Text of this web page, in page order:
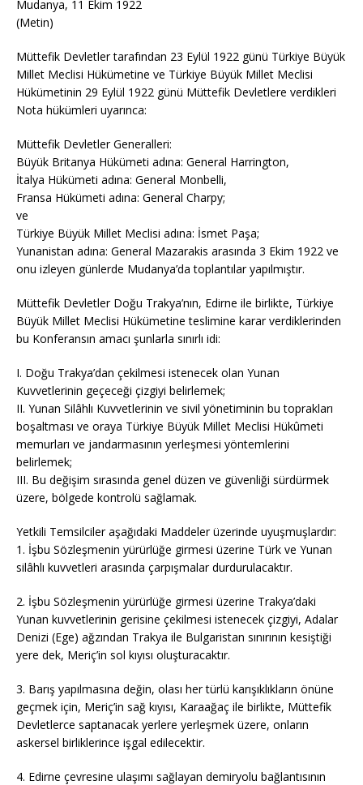
Mudanya, 11 Ekim 1922
(Metin)
Müttefik Devletler tarafından 23 Eylül 1922 günü Türkiye Büyük
Millet Meclisi Hükümetine ve Türkiye Büyük Millet Meclisi
Hükümetinin 29 Eylül 1922 günü Müttefik Devletlere verdikleri
Nota hükümleri uyarınca:
Müttefik Devletler Generalleri:
Büyük Britanya Hükümeti adına: General Harrington,
İtalya Hükümeti adına: General Monbelli,
Fransa Hükümeti adına: General Charpy;
ve
Türkiye Büyük Millet Meclisi adına: İsmet Paşa;
Yunanistan adına: General Mazarakis arasında 3 Ekim 1922 ve
onu izleyen günlerde Mudanya’da toplantılar yapılmıştır.
Müttefik Devletler Doğu Trakya’nın, Edirne ile birlikte, Türkiye
Büyük Millet Meclisi Hükümetine teslimine karar verdiklerinden
bu Konferansın amacı şunlarla sınırlı idi:
I. Doğu Trakya’dan çekilmesi istenecek olan Yunan
Kuvvetlerinin geçeceği çizgiyi belirlemek;
II. Yunan Silâhlı Kuvvetlerinin ve sivil yönetiminin bu toprakları
boşaltması ve oraya Türkiye Büyük Millet Meclisi Hükûmeti
memurları ve jandarmasının yerleşmesi yöntemlerini
belirlemek;
III. Bu değişim sırasında genel düzen ve güvenliği sürdürmek
üzere, bölgede kontrolü sağlamak.
Yetkili Temsilciler aşağıdaki Maddeler üzerinde uyuşmuşlardır:
1. İşbu Sözleşmenin yürürlüğe girmesi üzerine Türk ve Yunan
silâhlı kuvvetleri arasında çarpışmalar durdurulacaktır.
2. İşbu Sözleşmenin yürürlüğe girmesi üzerine Trakya’daki
Yunan kuvvetlerinin gerisine çekilmesi istenecek çizgiyi, Adalar
Denizi (Ege) ağzından Trakya ile Bulgaristan sınırının kesiştiği
yere dek, Meriç’in sol kıyısı oluşturacaktır.
3. Barış yapılmasına değin, olası her türlü karışıklıkların önüne
geçmek için, Meriç’in sağ kıyısı, Karaağaç ile birlikte, Müttefik
Devletlerce saptanacak yerlere yerleşmek üzere, onların
askersel birliklerince işgal edilecektir.
4. Edirne çevresine ulaşımı sağlayan demiryolu bağlantısının